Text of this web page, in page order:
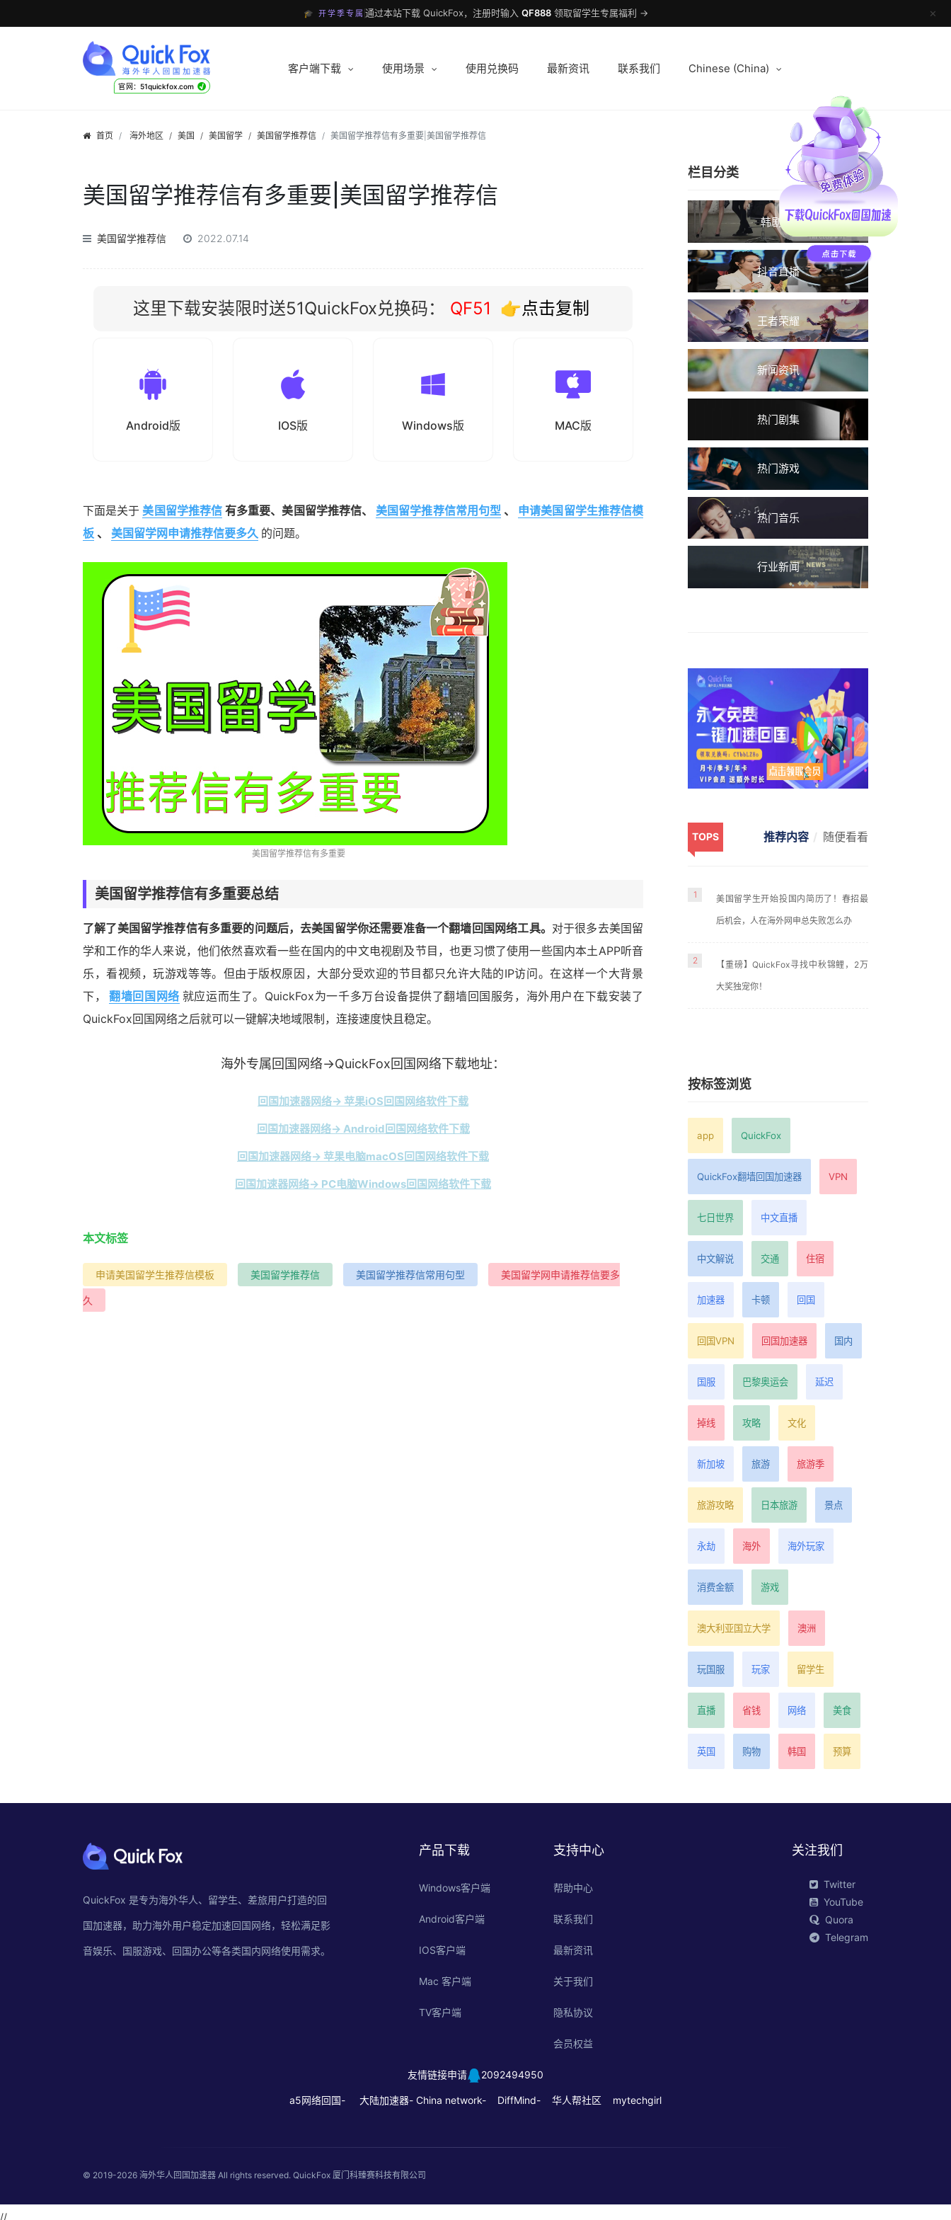
🎓 开学季专属 通过本站下载 QuickFox，注册时输入 QF888领取留学生专属福利 → ✕
官网：51quickfox.com √
客户端下载 使用场景 使用兑换码 最新资讯 联系我们 Chinese (China)
首页 海外地区 / 美国 / 美国留学 / 美国留学推荐信 美国留学推荐信有多重要|美国留学推荐信
美国留学推荐信有多重要|美国留学推荐信
美国留学推荐信 2022.07.14
这里下载安装限时送51QuickFox兑换码： QF51 👉点击复制
Android版 IOS版 Windows版 MAC版
下面是关于 美国留学推荐信 有多重要、美国留学推荐信、 美国留学推荐信常用句型 、
申请美国留学生推荐信模
板 、 美国留学网申请推荐信要多久 的问题。
美国留学推荐信有多重要
美国留学推荐信有多重要总结
了解了美国留学推荐信有多重要的问题后，去美国留学你还需要准备一个翻墙回国网络工具。 对于很多去美国留
学和工作的华人来说，他们依然喜欢看一些在国内的中文电视剧及节目，也更习惯了使用一些国内本土APP听音
乐，看视频，玩游戏等等。但由于版权原因，大部分受欢迎的节目都只允许大陆的IP访问。在这样一个大背景
下，
翻墙回国网络 就应运而生了。QuickFox为一千多万台设备提供了翻墙回国服务，海外用户在下载安装了
QuickFox回国网络之后就可以一键解决地域限制，连接速度快且稳定。
海外专属回国网络→QuickFox回国网络下载地址：
回国加速器网络→ 苹果iOS回国网络软件下载
回国加速器网络→ Android回国网络软件下载
回国加速器网络→ 苹果电脑macOS回国网络软件下载
回国加速器网络→ PC电脑Windows回国网络软件下载
本文标签
申请美国留学生推荐信模板 美国留学推荐信 美国留学推荐信常用句型 美国留学网申请推荐信要多
久
栏目分类
韩剧TV
抖音直播
王者荣耀
新闻资讯
热门剧集
热门游戏
热门音乐
行业新闻
TOPS 推荐内容 随便看看
1 美国留学生开始投国内简历了！春招最
后机会，人在海外网申总失败怎么办
2 【重磅】QuickFox寻找中秋锦鲤，2万
大奖独宠你！
按标签浏览
app QuickFox
QuickFox翻墙回国加速器 VPN
七日世界 中文直播
中文解说 交通 住宿
加速器 卡顿 回国
回国VPN 回国加速器 国内
国服 巴黎奥运会 延迟
掉线 攻略 文化
新加坡 旅游 旅游季
旅游攻略 日本旅游 景点
永劫 海外 海外玩家
消费金额 游戏
澳大利亚国立大学 澳洲
玩国服 玩家 留学生
直播 省钱 网络 美食
英国 购物 韩国 预算
QuickFox 是专为海外华人、留学生、差旅用户打造的回
国加速器，助力海外用户稳定加速回国网络，轻松满足影
音娱乐、国服游戏、回国办公等各类国内网络使用需求。
产品下载
Windows客户端
Android客户端
IOS客户端
Mac 客户端
TV客户端
支持中心
帮助中心
联系我们
最新资讯
关于我们
隐私协议
会员权益
关注我们
Twitter
YouTube
Quora
Telegram
友情链接申请 2092494950
a5网络回国- 大陆加速器- China network- DiffMind- 华人帮社区 mytechgirl
© 2019-2026 海外华人回国加速器 All rights reserved. QuickFox 厦门科臻赛科技有限公司
//